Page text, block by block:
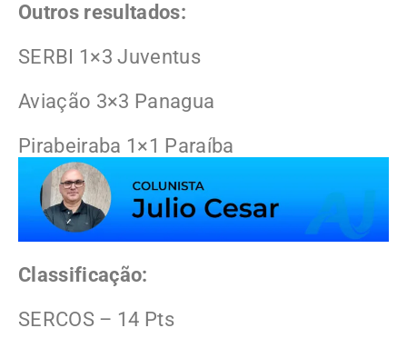
Outros resultados:
SERBI 1×3 Juventus
Aviação 3×3 Panagua
Pirabeiraba 1×1 Paraíba
Classificação:
SERCOS – 14 Pts